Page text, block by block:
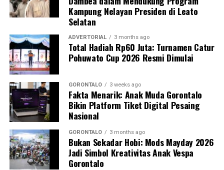
dalam Rakorwil TPAKD,” ungkap Wawali Indra Gobel
usai kegiatan.
Indra menambahkan, skor IKAD ini membuktikan bahwa
tingkat keterjangkauan, pemanfaatan, serta inklusivitas
layanan keuangan bagi masyarakat di Kota Gorontalo
berada di posisi terdepan.
Predikat “Unggul” yang diraih Pemerintahan AIR
menjadi indikator kuat atas keberhasilan pemerintah
daerah dalam mendorong masyarakat agar makin
mudah, merata, dan aman dalam mengakses berbagai
fasilitas jasa keuangan yang berkelanjutan.
Kampung Nelayan Presiden di Leato
Selatan
ADVERTORIAL 3 months ago
Total Hadiah Rp60 Juta: Turnamen Catur
Pohuwato Cup 2026 Resmi Dimulai
GORONTALO 3 weeks ago
Fakta Menarik: Anak Muda Gorontalo
Bikin Platform Tiket Digital Pesaing
Nasional
GORONTALO 3 months ago
Bukan Sekadar Hobi: Mods Mayday 2026
Jadi Simbol Kreativitas Anak Vespa
Gorontalo